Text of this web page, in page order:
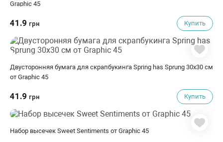
Graphic 45
41.9 грн Купить
Двусторонняя бумага для скрапбукинга Spring has Sprung 30х30 см
от Graphic 45
41.9 грн Купить
Набор высечек Sweet Sentiments от Graphic 45